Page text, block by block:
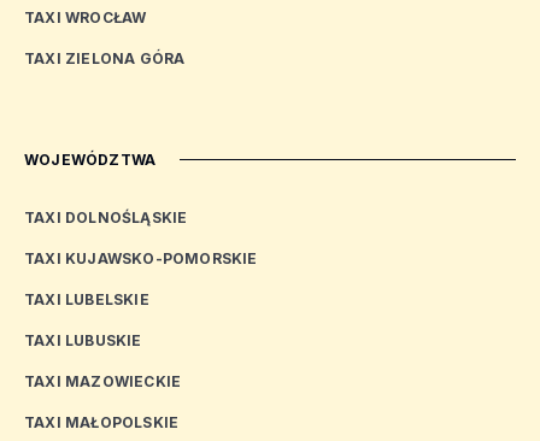
TAXI WROCŁAW
TAXI ZIELONA GÓRA
WOJEWÓDZTWA
TAXI DOLNOŚLĄSKIE
TAXI KUJAWSKO-POMORSKIE
TAXI LUBELSKIE
TAXI LUBUSKIE
TAXI MAZOWIECKIE
TAXI MAŁOPOLSKIE